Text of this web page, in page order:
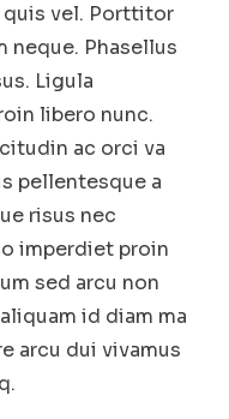
vel. Porttitor
neque. Phasellus
Ligula
libero nunc.
ac orci va
pellentesque a
risus nec
imperdiet proin
sed arcu non
id diam ma
arcu dui vivamus